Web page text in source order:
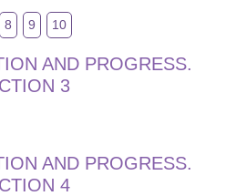
8 9 10
AND PROGRESS.
3
AND PROGRESS.
4